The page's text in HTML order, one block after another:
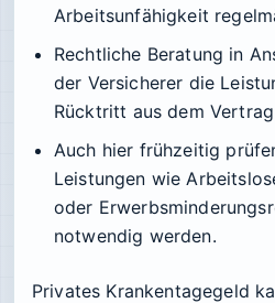
Arbeitsunfähigkeit
Rechtliche Beratung in
der Versicherer die
Rücktritt aus dem
Auch hier frühzeitig
Leistungen wie
oder
notwendig werden.
Privates Krankentagegeld